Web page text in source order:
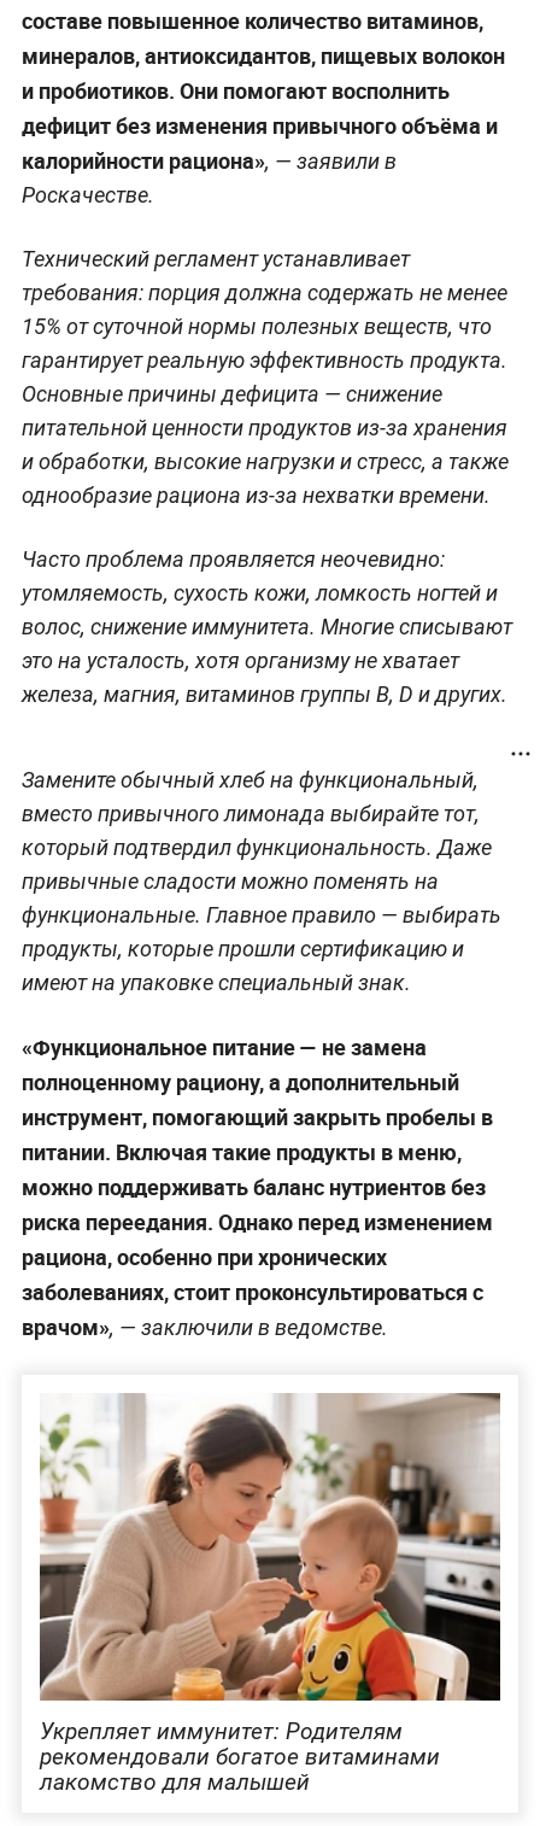
составе повышенное количество витаминов,
минералов, антиоксидантов, пищевых волокон
и пробиотиков. Они помогают восполнить
дефицит без изменения привычного объёма и
калорийности рациона», — заявили в
Роскачестве.
Технический регламент устанавливает
требования: порция должна содержать не менее
15% от суточной нормы полезных веществ, что
гарантирует реальную эффективность продукта.
Основные причины дефицита — снижение
питательной ценности продуктов из-за хранения
и обработки, высокие нагрузки и стресс, а также
однообразие рациона из-за нехватки времени.
Часто проблема проявляется неочевидно:
утомляемость, сухость кожи, ломкость ногтей и
волос, снижение иммунитета. Многие списывают
это на усталость, хотя организму не хватает
железа, магния, витаминов группы B, D и других.
Замените обычный хлеб на функциональный,
вместо привычного лимонада выбирайте тот,
который подтвердил функциональность. Даже
привычные сладости можно поменять на
функциональные. Главное правило — выбирать
продукты, которые прошли сертификацию и
имеют на упаковке специальный знак.
«Функциональное питание — не замена
полноценному рациону, а дополнительный
инструмент, помогающий закрыть пробелы в
питании. Включая такие продукты в меню,
можно поддерживать баланс нутриентов без
риска переедания. Однако перед изменением
рациона, особенно при хронических
заболеваниях, стоит проконсультироваться с
врачом», — заключили в ведомстве.
Укрепляет иммунитет: Родителям
рекомендовали богатое витаминами
лакомство для малышей